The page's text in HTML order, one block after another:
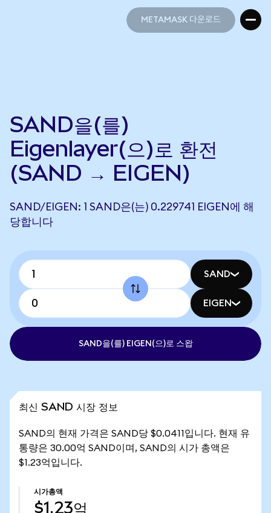
METAMASK 다운로드
SAND을(를)
Eigenlayer(으)로 환전
(SAND → EIGEN)
SAND/EIGEN: 1 SAND은(는) 0.229741 EIGEN에 해
당합니다
SAND
EIGEN
SAND을(를) EIGEN(으)로 스왑
최신 SAND 시장 정보
SAND의 현재 가격은 SAND당 $0.0411입니다. 현재 유
통량은 30.00억 SAND이며, SAND의 시가 총액은
$1.23억입니다.
시가총액
$1.23억